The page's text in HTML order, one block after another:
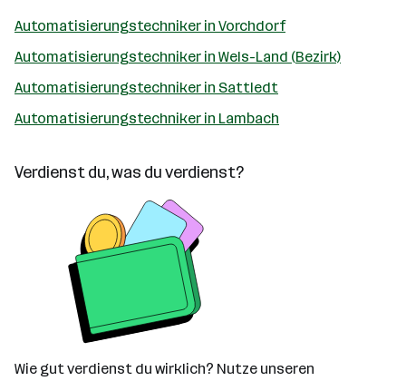
Automatisierungstechniker in Vorchdorf
Automatisierungstechniker in Wels-Land (Bezirk)
Automatisierungstechniker in Sattledt
Automatisierungstechniker in Lambach
Verdienst du, was du verdienst?
Wie gut verdienst du wirklich? Nutze unseren